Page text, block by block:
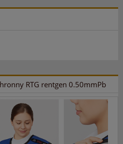
RTG rentgen 0.50mmPb